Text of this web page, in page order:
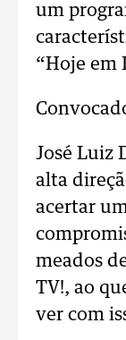
um
“Hoje em
José Luiz
alta
acertar
meados
TV!, ao
ver com